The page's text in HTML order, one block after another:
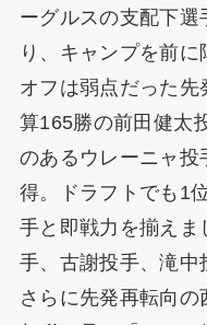
ーグルスの支配下
り、キャンプを前
オフは弱点だった先
算165勝の前田健太
のあるウレーニャ投
得。ドラフトでも1
手と即戦力を揃えま
手、古謝投手、滝中
さらに先発再転向